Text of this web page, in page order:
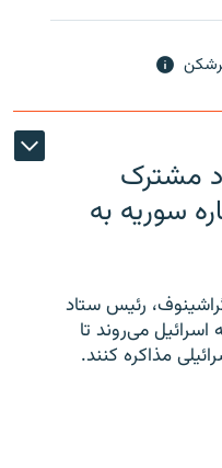
مشترک
سوریه به
رئیس ستاد
می‌روند تا
مذاکره کنند.